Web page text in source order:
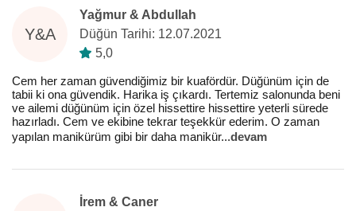
Y&A
Yağmur & Abdullah
Düğün Tarihi: 12.07.2021
5,0
Cem her zaman güvendiğimiz bir kuafördür. Düğünüm için de
tabii ki ona güvendik. Harika iş çıkardı. Tertemiz salonunda beni
ve ailemi düğünüm için özel hissettire hissettire yeterli sürede
hazırladı. Cem ve ekibine tekrar teşekkür ederim. O zaman
yapılan manikürüm gibi bir daha manikür...devam
İrem & Caner